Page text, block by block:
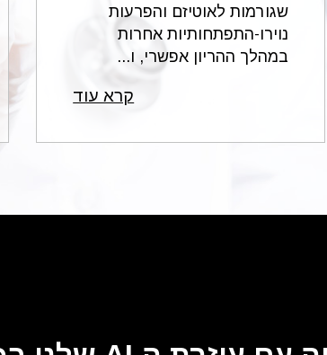
שגורמות לאוטיזם והפרעות
נוירו-התפתחותיות אחרות
במהלך ההריון אפשרי, ו...
קרא עוד